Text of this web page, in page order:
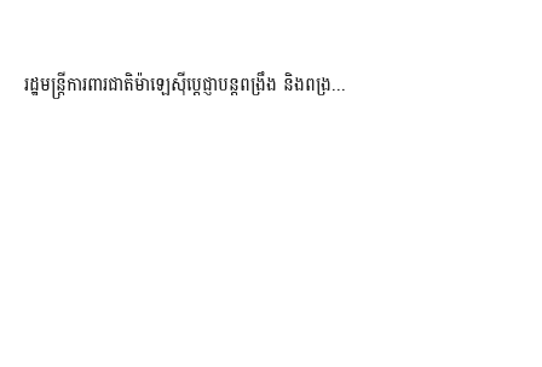
រដ្ឋមន្ត្រីការពារជាតិម៉ាឡេស៊ីប្ដេជ្ញាបន្តពង្រឹង និងពង្រ...